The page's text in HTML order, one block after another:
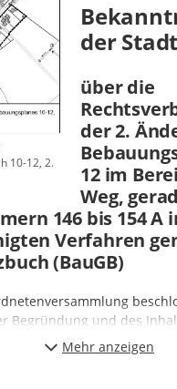
10-12, 2.
der
über die
der 2.
12 im
Weg,
146 bis 154 A
Verfahren
(BauGB)
Begründung und des
die 2. Änderung des
Barloer Weg, gerade
Mehr anzeigen